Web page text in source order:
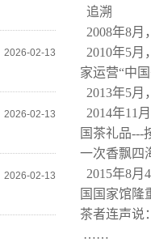
2026-02-13
2026-02-13
2026-02-13
追溯
2008年8月
2010年5
家运营“中国
2013年5月
2014年11
国茶礼品---
一次香飘四
2015年8月
国国家馆隆
茶者连声说
……